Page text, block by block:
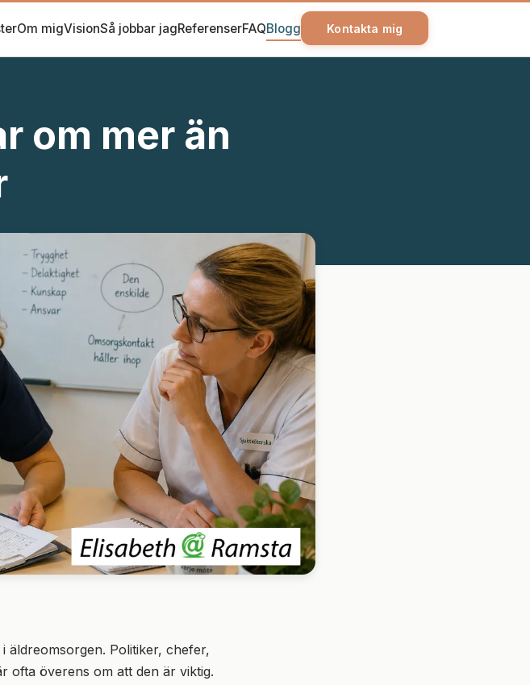
Om migVisionSå jobbar jagReferenserFAQBlogg Kontakta mig
om mer än
äldreomsorgen. Politiker, chefer,
ofta överens om att den är viktig.